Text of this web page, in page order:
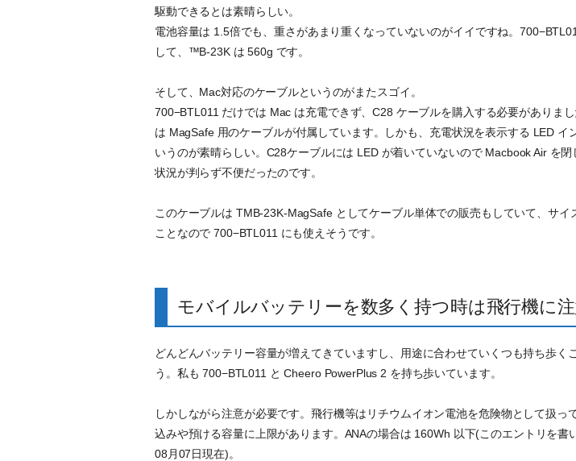
駆動できるとは素晴らしい。
電池容量は 1.5倍でも、重さがあまり重くなっていないのがイイですね。
して、™B-23K は 560g です。
そして、Mac対応のケーブルというのがまたスゴイ。
700−BTL011 だけでは Mac は充電できず、C28 ケーブルを購入する必要がありま
は MagSafe 用のケーブルが付属しています。しかも、充電状況を表示する LED イ
いうのが素晴らしい。C28ケーブルには LED が着いていないので Macbook Air を閉
状況が判らず不便だったのです。
このケーブルは TMB-23K-MagSafe としてケーブル単体での販売もしていて、サイ
ことなので 700−BTL011 にも使えそうです。
モバイルバッテリーを数多く持つ時は飛行機に
どんどんバッテリー容量が増えてきていますし、用途に合わせていくつも持ち歩く
う。私も 700−BTL011 と Cheero PowerPlus 2 を持ち歩いています。
しかしながら注意が必要です。飛行機等はリチウムイオン電池を危険物として扱っ
込みや預ける容量に上限があります。ANAの場合は 160Wh 以下(このエントリを書
08月07日現在)。